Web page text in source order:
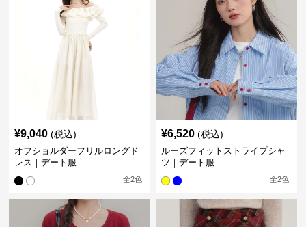
¥9,040 (税込)
オフショルダーフリルロングド
レス｜デート服
全2色
¥6,520 (税込)
ルーズフィットストライプシャ
ツ｜デート服
全2色